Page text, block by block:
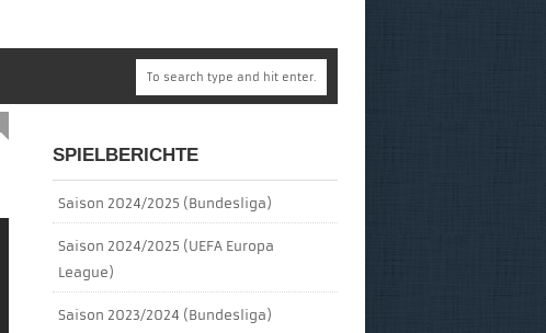
SPIELBERICHTE
Saison 2024/2025 (Bundesliga)
Saison 2024/2025 (UEFA Europa
League)
Saison 2023/2024 (Bundesliga)